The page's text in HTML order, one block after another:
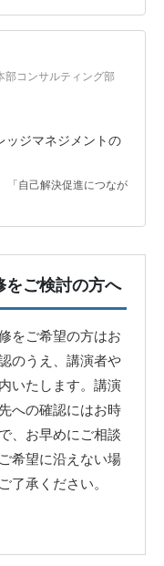
部コンサルティング部
ッジマネジメントの
「自己解決促進につなが
をご検討の方へ
をご希望の方はお
のうえ、講演者や
いたします。講演
への確認にはお時
、お早めにご相談
希望に沿えない場
了承ください。